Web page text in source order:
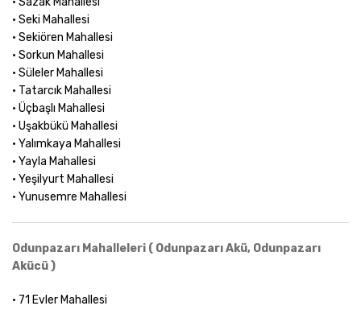
• Seki Mahallesi
• Sekiören Mahallesi
• Sorkun Mahallesi
• Süleler Mahallesi
• Tatarcık Mahallesi
• Üçbaşlı Mahallesi
• Uşakbükü Mahallesi
• Yalımkaya Mahallesi
• Yayla Mahallesi
• Yeşilyurt Mahallesi
• Yunusemre Mahallesi
Odunpazarı Mahalleleri ( Odunpazarı Akü, Odunpazarı
Akücü )
• 71 Evler Mahallesi